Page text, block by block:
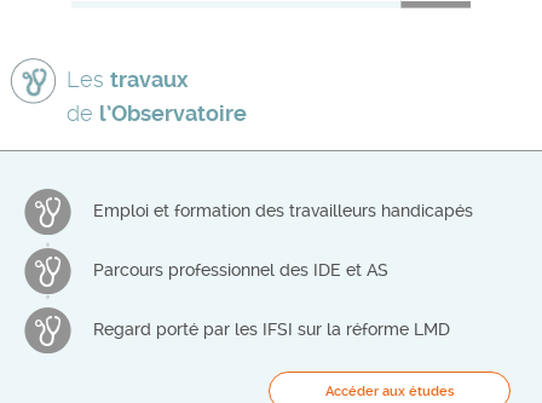
Les travaux
de l’Observatoire
Emploi et formation des travailleurs handicapés
Parcours professionnel des IDE et AS
Regard porté par les IFSI sur la réforme LMD
Accéder aux études